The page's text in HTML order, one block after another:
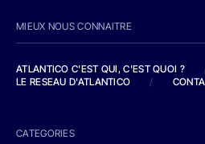
MIEUX NOUS CONNAITRE
ATLANTICO C'EST QUI, C'EST QUOI ?
LE RESEAU D'ATLANTICO
/
CATEGORIES